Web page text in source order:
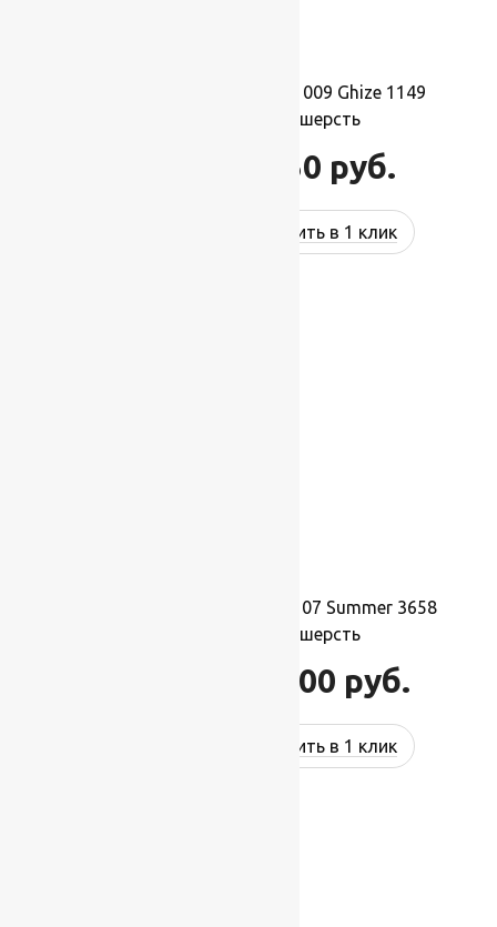
Ковер шерстяной Прямой 009 Ghize 1149
1,50×2,10 м, 100% шерсть
34 650 руб.
Купить в 1 клик
Ковер шерстяной Прямой 107 Summer 3658
2,00×5,00 м, 100% шерсть
110 000 руб.
Купить в 1 клик